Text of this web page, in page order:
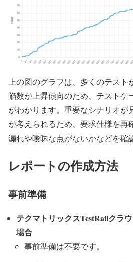
上の図のグラフは、多くのテス
陥数が上昇傾向のため、テストケ
がわかります。重要なシナリオが
が考えられるため、要求仕様を再
漏れや曖昧な点がないかなどを確
レポートの作成方法
事前準備
テクマトリックスTestRailクラ
場合
事前準備は不要です。